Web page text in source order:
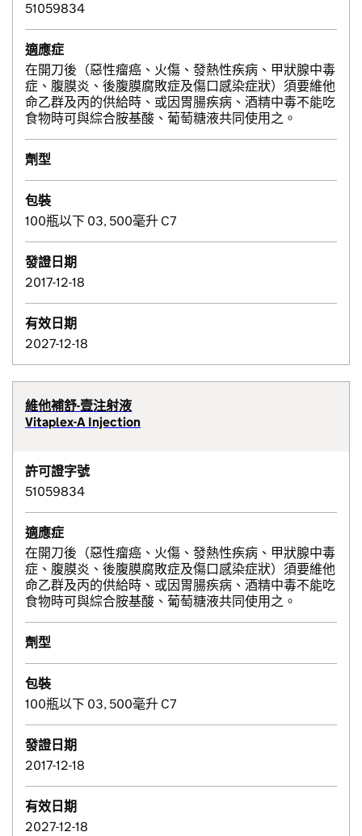
51059834
適應症
在開刀後（惡性瘤癌、火傷、發熱性疾病、甲狀腺中毒
症、腹膜炎、後腹膜腐敗症及傷口感染症狀）須要維他
命乙群及丙的供給時、或因胃腸疾病、酒精中毒不能吃
食物時可與綜合胺基酸、葡萄糖液共同使用之。
劑型
包裝
100瓶以下 03, 500毫升 C7
發證日期
2017-12-18
有效日期
2027-12-18
維他補舒-壹注射液
Vitaplex-A Injection
許可證字號
51059834
適應症
在開刀後（惡性瘤癌、火傷、發熱性疾病、甲狀腺中毒
症、腹膜炎、後腹膜腐敗症及傷口感染症狀）須要維他
命乙群及丙的供給時、或因胃腸疾病、酒精中毒不能吃
食物時可與綜合胺基酸、葡萄糖液共同使用之。
劑型
包裝
100瓶以下 03, 500毫升 C7
發證日期
2017-12-18
有效日期
2027-12-18